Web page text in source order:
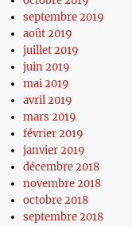
septembre 2019
août 2019
juillet 2019
juin 2019
mai 2019
avril 2019
mars 2019
février 2019
janvier 2019
décembre 2018
novembre 2018
octobre 2018
septembre 2018